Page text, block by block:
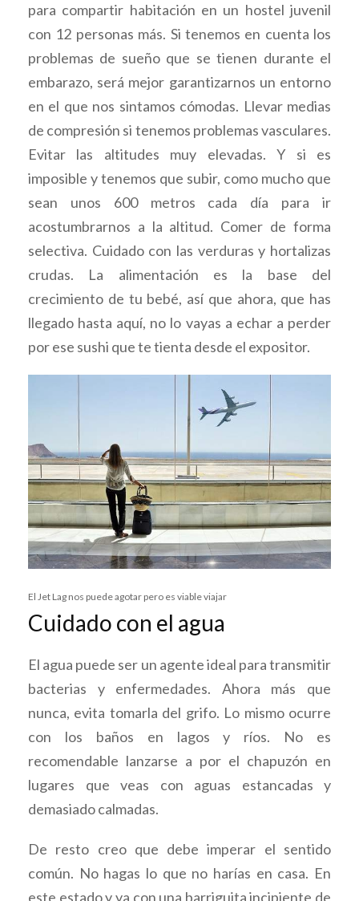
para compartir habitación en un hostel juvenil
con 12 personas más. Si tenemos en cuenta los
problemas de sueño que se tienen durante el
embarazo, será mejor garantizarnos un entorno
en el que nos sintamos cómodas. Llevar medias
de compresión si tenemos problemas vasculares.
Evitar las altitudes muy elevadas. Y si es
imposible y tenemos que subir, como mucho que
sean unos 600 metros cada día para ir
acostumbrarnos a la altitud. Comer de forma
selectiva. Cuidado con las verduras y hortalizas
crudas. La alimentación es la base del
crecimiento de tu bebé, así que ahora, que has
llegado hasta aquí, no lo vayas a echar a perder
por ese sushi que te tienta desde el expositor.
El Jet Lag nos puede agotar pero es viable viajar
Cuidado con el agua
El agua puede ser un agente ideal para transmitir
bacterias y enfermedades. Ahora más que
nunca, evita tomarla del grifo. Lo mismo ocurre
con los baños en lagos y ríos. No es
recomendable lanzarse a por el chapuzón en
lugares que veas con aguas estancadas y
demasiado calmadas.
De resto creo que debe imperar el sentido
común. No hagas lo que no harías en casa. En
este estado y ya con una barriguita incipiente de